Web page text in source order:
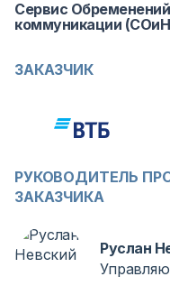
Сервис
коммуникации
ЗАКАЗЧИК
РУКОВОДИТЕЛЬ
ЗАКАЗЧИКА
Руслан